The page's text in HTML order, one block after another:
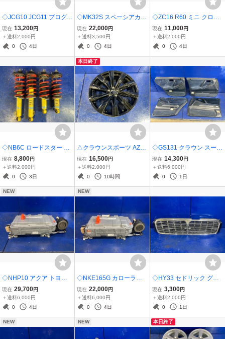
◇JCG10 JCG11 プログレ
NC300 後期 トヨタ純正
ヘッドライト ヘッドラン
プ 左右セット HID KOITO
現在 13,200円
＋送料2,000円
0
4日
◇MK32S スペーシアカス
タム スズキ純正 ヘッドラ
イト ヘッドランプ 左右セ
ット アイライン付き ZED
現在 22,000円
＋送料3,500円
0
4日
◇ZC16 R60 ミニ クロス
オーバー ミニ純正 ヘッド
ライト ヘッドランプ 左右
セット 動作確認済み 030
現在 11,000円
＋送料2,000円
0
4日
◇NB6C ロードスター 純
正 BILSTEIN ビルシュタ
イン スポーツショック ダ
ウンサス スポーツサス B6
現在 8,800円
＋送料2,000円
0
3日
本日終了
△クラウンスポーツ AZS
H36W トヨタ 純正ホイー
ル 21インチ 8.5J オフセ
ット35 5穴 PCD114.3 1本
現在 16,500円
＋送料2,000円
0
10時間
◇GS131 クラウン スーパ
ーセレクト トヨタ純正 ド
アパネル トリム 内張り ブ
ルー系 1台分
現在 14,300円
＋送料6,000円
0
1日
NEW
◇NHP10 アクア トヨタ
純正 ハイブリッドバッテ
リー HVバッテリー HVB
コア リビルト G9280-520
ンク
現在 29,700円
＋送料6,000円
0
4日
NEW
◇NKE165G カローラフ
ィールダー トヨタ純正 ハ
イブリッドバッテリー HV
バッテリー コア リビルト
テスト ジャンク
現在 22,000円
＋送料6,000円
0
4日
◇HY33 セドリック グロ
リア 日産純正 フロントグ
リル ラジエターグリル メ
ッキグリル 62310-4P100
現在 3,300円
＋送料2,000円
0
1日
NEW NEW 本日終了